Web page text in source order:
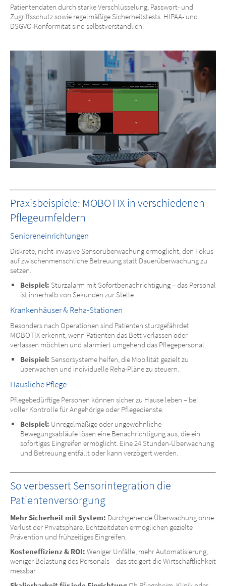
Patientendaten durch starke Verschlüsselung, Passwort- und
Zugriffsschutz sowie regelmäßige Sicherheitstests. HIPAA- und
DSGVO-Konformität sind selbstverständlich.
Praxisbeispiele: MOBOTIX in verschiedenen
Pflegeumfeldern
Senioreneinrichtungen
Diskrete, nicht-invasive Sensorüberwachung ermöglicht, den Fokus
auf zwischenmenschliche Betreuung statt Dauerüberwachung zu
setzen.
Beispiel: Sturzalarm mit Sofortbenachrichtigung – das Personal
ist innerhalb von Sekunden zur Stelle.
Krankenhäuser & Reha-Stationen
Besonders nach Operationen sind Patienten sturzgefährdet.
MOBOTIX erkennt, wenn Patienten das Bett verlassen oder
verlassen möchten und alarmiert umgehend das Pflegepersonal.
Beispiel: Sensorsysteme helfen, die Mobilität gezielt zu
überwachen und individuelle Reha-Pläne zu steuern.
Häusliche Pflege
Pflegebedürftige Personen können sicher zu Hause leben – bei
voller Kontrolle für Angehörige oder Pflegedienste.
Beispiel: Unregelmäßige oder ungewöhnliche
Bewegungsabläufe lösen eine Benachrichtigung aus, die ein
sofortiges Eingreifen ermöglicht. Eine 24 Stunden-Überwachung
und Betreuung entfällt oder kann verzögert werden.
So verbessert Sensorintegration die
Patientenversorgung
Mehr Sicherheit mit System: Durchgehende Überwachung ohne
Verlust der Privatsphäre. Echtzeitdaten ermöglichen gezielte
Prävention und frühzeitiges Eingreifen.
Kosteneffizienz & ROI: Weniger Unfälle, mehr Automatisierung,
weniger Belastung des Personals – das steigert die Wirtschaftlichkeit
messbar.